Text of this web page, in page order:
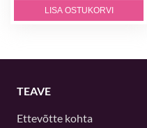
LISA OSTUKORVI
TEAVE
Ettevõtte kohta